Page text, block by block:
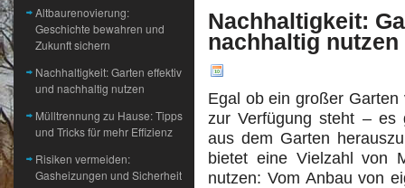
Altbaurenovierung:
Geschichte bewahren und
Zukunft sichern
Nachhaltigkeit: Garten effektiv
und nachhaltig nutzen
Mülltrennung zu Hause: Tipps
und Tricks für mehr Effizienz
Risiken vermeiden:
Gasheizungen und Sicherheit
Nachhaltigkeit:
nachhaltig nutzen
Egal ob ein großer
zur Verfügung steht – es
aus dem Garten
bietet eine Vielzahl von
nutzen: Vom Anbau von